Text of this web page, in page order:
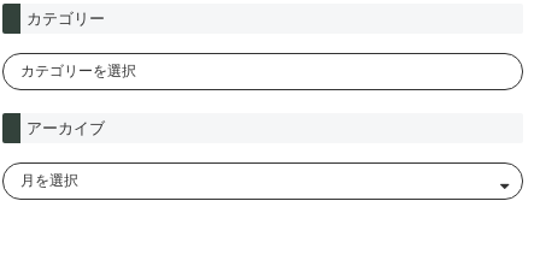
カテゴリー
アーカイブ